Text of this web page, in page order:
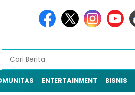
ENTERTAINMENT BISNIS